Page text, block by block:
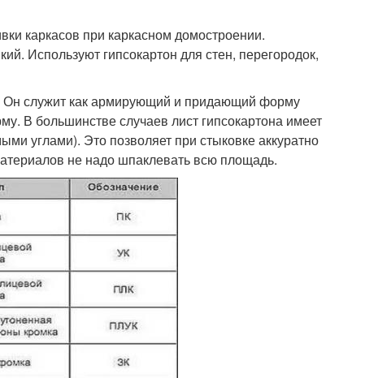
каркасов при каркасном домостроении.
Используют гипсокартон для стен, перегородок,
Он служит как армирующий и придающий форму
В большинстве случаев лист гипсокартона имеет
углами). Это позволяет при стыковке аккуратно
не надо шпаклевать всю площадь.